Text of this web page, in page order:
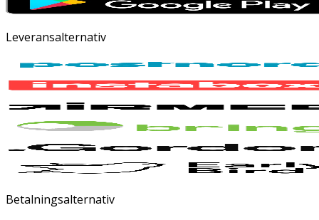
Leveransalternativ
Betalningsalternativ